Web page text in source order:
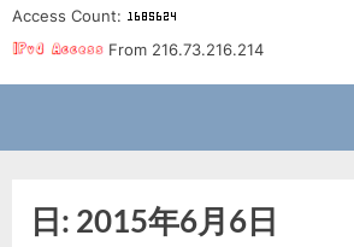
Access Count:
From 216.73.216.214
日: 2015年6月6日